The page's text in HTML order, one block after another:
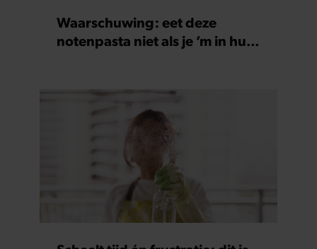
Waarschuwing: eet deze
notenpasta niet als je ‘m in huis